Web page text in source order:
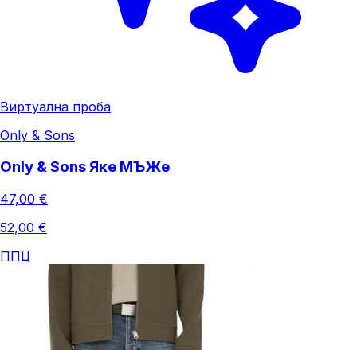
Виртуална проба
Only & Sons
Only & Sons Яке МЪЖe
47,00 €
52,00 €
ППЦ